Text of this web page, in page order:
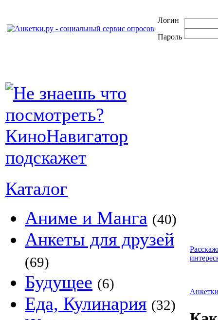
Логин
Пароль
Каталог
Аниме и Манга (40)
Анкеты для друзей
(69)
Будущее (6)
Еда, Кулинария (32)